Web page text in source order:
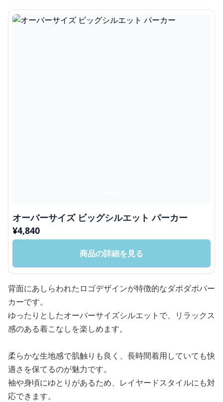
オーバーサイズ ビッグシルエット パーカー
¥4,840
商品の詳細を見る
背面にあしらわれたロゴデザインが特徴的なダボダボパー
カーです。
ゆったりとしたオーバーサイズシルエットで、リラックス
感のある着こなしを楽しめます。
柔らかな生地感で肌触りも良く、長時間着用していても快
適さを保てるのが魅力です。
袖や身頃にゆとりがあるため、レイヤードスタイルにも対
応できます。